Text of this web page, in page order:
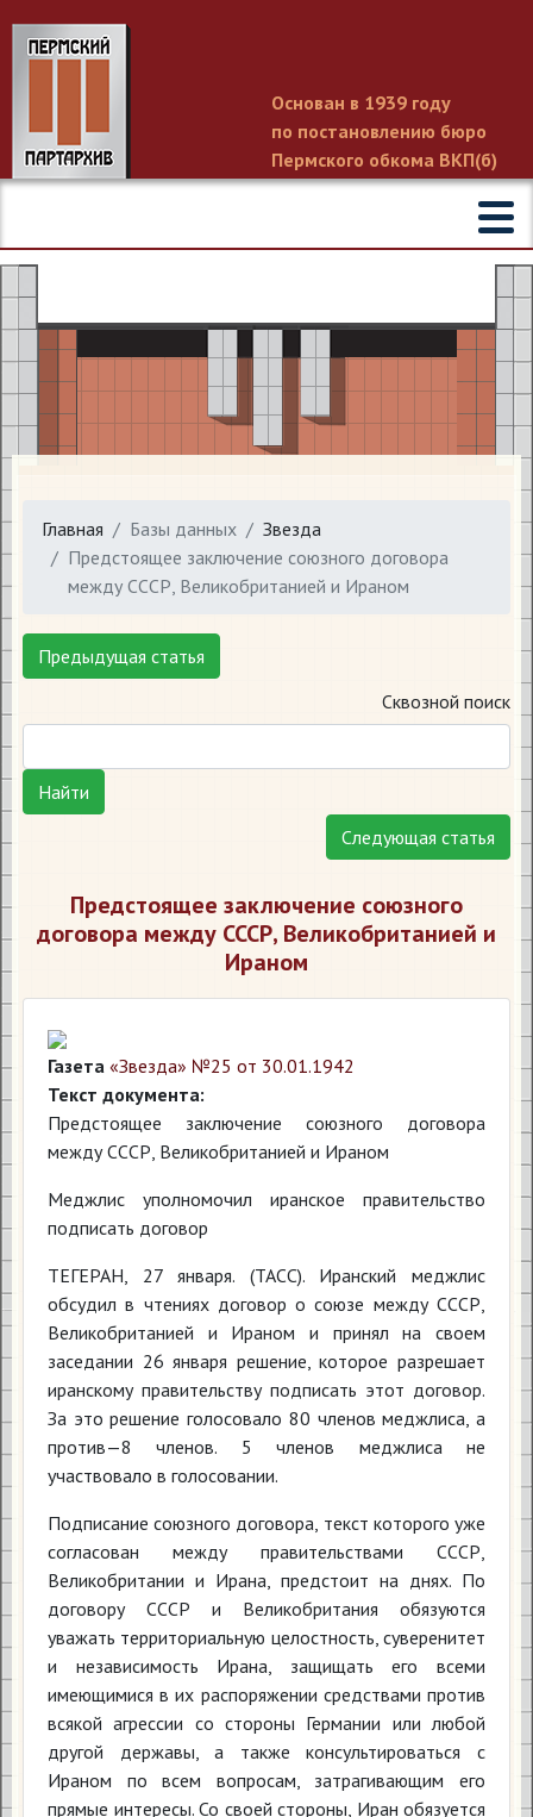
Основан в 1939 году
по постановлению бюро
Пермского обкома ВКП(б)
Главная Базы данных
Звезда
Предстоящее заключение союзного договора
между СССР, Великобританией и Ираном
Предыдущая статья
Сквозной поиск
Найти
Следующая статья
Предстоящее заключение союзного
договора между СССР, Великобританией и
Ираном
Газета «Звезда» №25 от 30.01.1942
Текст документа:
Предстоящее заключение союзного договора
между СССР, Великобританией и Ираном
Меджлис уполномочил иранское правительство
подписать договор
ТЕГЕРАН, 27 января. (ТАСС). Иранский меджлис
обсудил в чтениях договор о союзе между СССР,
Великобританией и Ираном и принял на своем
заседании 26 января решение, которое разрешает
иранскому правительству подписать этот договор.
За это решение голосовало 80 членов меджлиса, а
против—8 членов. 5 членов меджлиса не
участвовало в голосовании.
Подписание союзного договора, текст которого уже
согласован между правительствами СССР,
Великобритании и Ирана, предстоит на днях. По
договору СССР и Великобритания обязуются
уважать территориальную целостность, суверенитет
и независимость Ирана, защищать его всеми
имеющимися в их распоряжении средствами против
всякой агрессии со стороны Германии или любой
другой державы, а также консультироваться с
Ираном по всем вопросам, затрагивающим его
прямые интересы. Со своей стороны, Иран обязуется